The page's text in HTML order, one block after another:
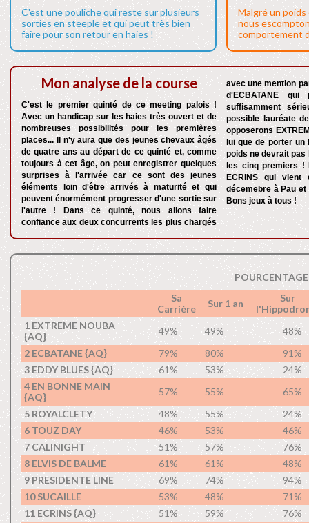
C'est une pouliche qui reste sur plusieurs
sorties en steeple et qui peut très bien
faire pour son retour en haies !
Malgré un poids
nous
comportement
Mon analyse de la course
C'est le premier quinté de ce meeting palois !
Avec un handicap sur les haies très ouvert et de
nombreuses possibilités pour les premières
places... Il n'y aura que des jeunes chevaux âgés
de quatre ans au départ de ce quinté et, comme
toujours à cet âge, on peut enregistrer quelques
surprises à l'arrivée car ce sont des jeunes
éléments loin d'être arrivés à maturité et qui
peuvent énormément progresser d'une sortie sur
l'autre ! Dans ce quinté, nous allons faire
confiance aux deux concurrents les plus chargés
avec une mention
d'ECBATANE qui
suffisamment
possible lauréate
opposerons
lui que de porter
poids ne devrait
les cinq premiers !
ECRINS qui
décemebre à Pau
Bons jeux à tous !
Sa
Carrière
Sur 1 an
Sur
1 EXTREME NOUBA
{AQ}
49% 49%
48%
2 ECBATANE {AQ}
79% 80%
91%
3 EDDY BLUES {AQ}
61% 53%
24%
4 EN BONNE MAIN
{AQ}
57% 55%
65%
5 ROYALCLETY
48% 55%
24%
6 TOUZ DAY
46% 53%
46%
7 CALINIGHT
51% 57%
76%
8 ELVIS DE BALME
61% 61%
48%
9 PRESIDENTE LINE
69% 74%
94%
10 SUCAILLE
53% 48%
71%
11 ECRINS {AQ}
51% 59%
76%